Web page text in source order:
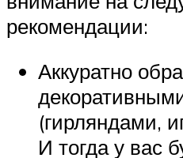
рекомендации:
Аккуратно
(гирляндами,
И тогда у вас